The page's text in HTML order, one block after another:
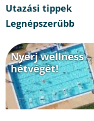
Utazási tippek
Legnépszerűbb
Nyerj wellness
hétvégét!